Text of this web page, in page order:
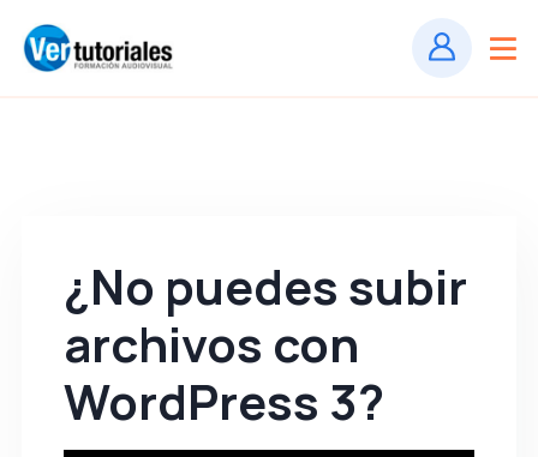
¿No puedes subir
archivos con
WordPress 3?